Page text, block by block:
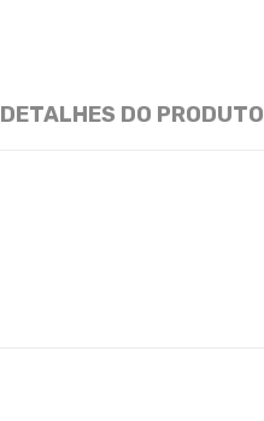
DETALHES DO PRODUTO